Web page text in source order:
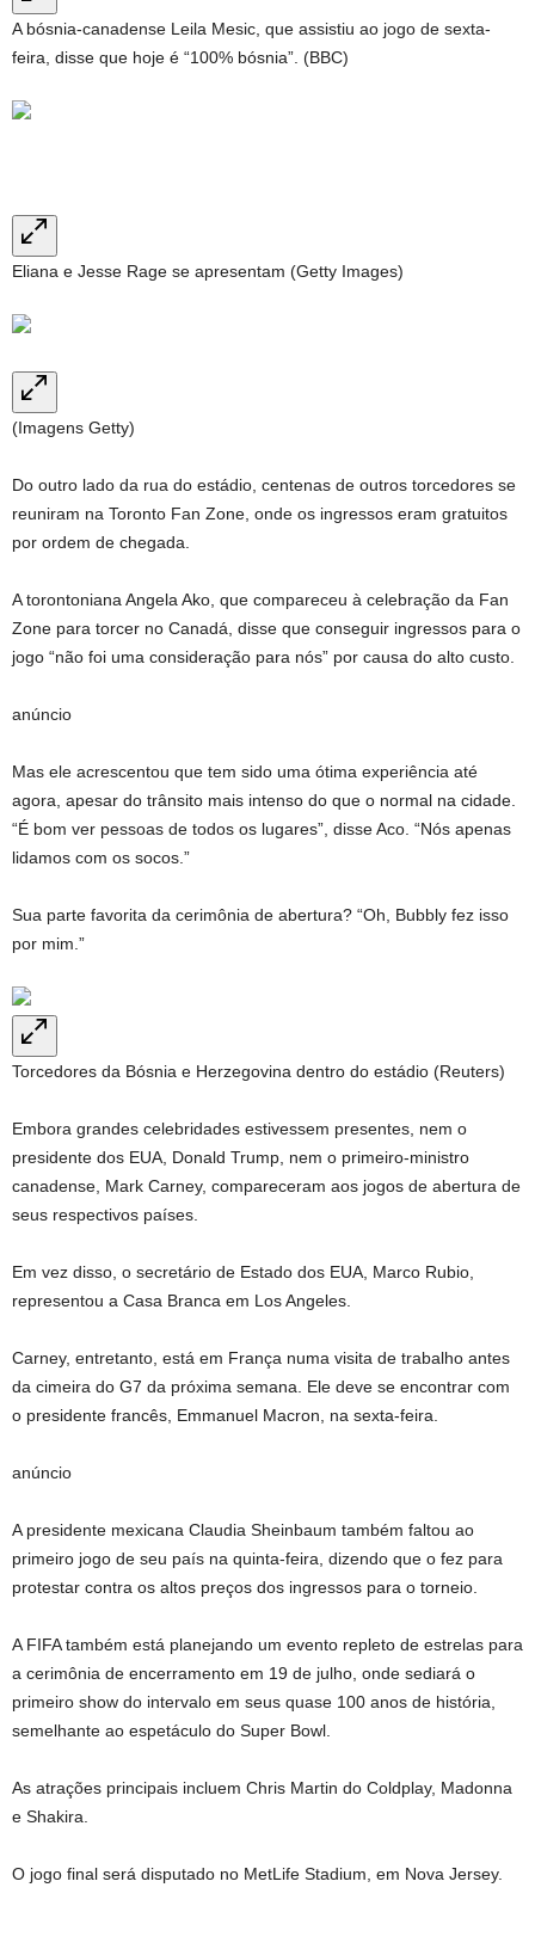
A bósnia-canadense Leila Mesic, que assistiu ao jogo de sexta-
feira, disse que hoje é “100% bósnia”. (BBC)
Eliana e Jesse Rage se apresentam (Getty Images)
(Imagens Getty)
Do outro lado da rua do estádio, centenas de outros torcedores se
reuniram na Toronto Fan Zone, onde os ingressos eram gratuitos
por ordem de chegada.
A torontoniana Angela Ako, que compareceu à celebração da Fan
Zone para torcer no Canadá, disse que conseguir ingressos para o
jogo “não foi uma consideração para nós” por causa do alto custo.
anúncio
Mas ele acrescentou que tem sido uma ótima experiência até
agora, apesar do trânsito mais intenso do que o normal na cidade.
“É bom ver pessoas de todos os lugares”, disse Aco. “Nós apenas
lidamos com os socos.”
Sua parte favorita da cerimônia de abertura? “Oh, Bubbly fez isso
por mim.”
Torcedores da Bósnia e Herzegovina dentro do estádio (Reuters)
Embora grandes celebridades estivessem presentes, nem o
presidente dos EUA, Donald Trump, nem o primeiro-ministro
canadense, Mark Carney, compareceram aos jogos de abertura de
seus respectivos países.
Em vez disso, o secretário de Estado dos EUA, Marco Rubio,
representou a Casa Branca em Los Angeles.
Carney, entretanto, está em França numa visita de trabalho antes
da cimeira do G7 da próxima semana. Ele deve se encontrar com
o presidente francês, Emmanuel Macron, na sexta-feira.
anúncio
A presidente mexicana Claudia Sheinbaum também faltou ao
primeiro jogo de seu país na quinta-feira, dizendo que o fez para
protestar contra os altos preços dos ingressos para o torneio.
A FIFA também está planejando um evento repleto de estrelas para
a cerimônia de encerramento em 19 de julho, onde sediará o
primeiro show do intervalo em seus quase 100 anos de história,
semelhante ao espetáculo do Super Bowl.
As atrações principais incluem Chris Martin do Coldplay, Madonna
e Shakira.
O jogo final será disputado no MetLife Stadium, em Nova Jersey.